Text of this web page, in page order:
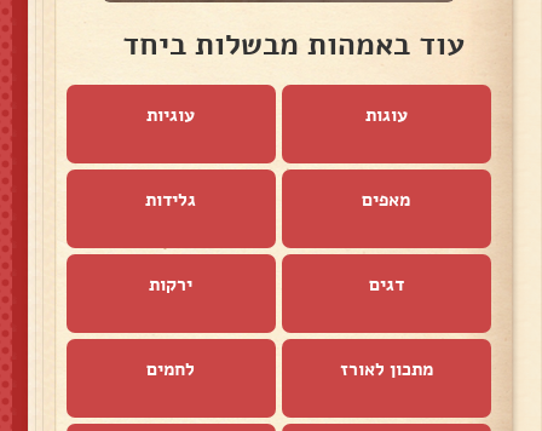
עוד באמהות מבשלות ביחד
עוגות עוגיות
מאפים גלידות
דגים ירקות
מתכון לאורז לחמים